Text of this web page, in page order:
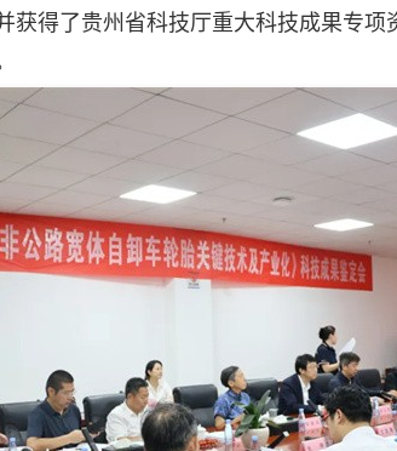
获得了贵州省科技厅重大科技成果专